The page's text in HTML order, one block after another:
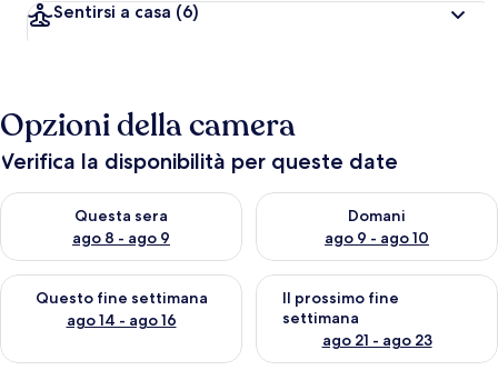
Sentirsi a casa (6)
Opzioni della camera
Verifica la disponibilità per queste date
Questa sera
ago 8 - ago 9
Verifica la disponibilità per questa sera, ago 8 - ago 9
Domani
ago 9 - ago 10
Verifica la disponibilità per
Questo fine settimana
ago 14 - ago 16
Verifica la disponibilità per questo fine settimana, ago 14 -
Il prossimo fine
settimana
ago 21 - ago 23
Verifica la disponibilità per il